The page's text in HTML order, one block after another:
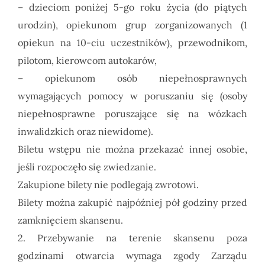
– dzieciom poniżej 5-go roku życia (do piątych
urodzin), opiekunom grup zorganizowanych (1
opiekun na 10-ciu uczestników), przewodnikom,
pilotom, kierowcom autokarów,
– opiekunom osób niepełnosprawnych
wymagających pomocy w poruszaniu się (osoby
niepełnosprawne poruszające się na wózkach
inwalidzkich oraz niewidome).
Biletu wstępu nie można przekazać innej osobie,
jeśli rozpoczęło się zwiedzanie.
Zakupione bilety nie podlegają zwrotowi.
Bilety można zakupić najpóźniej pół godziny przed
zamknięciem skansenu.
2. Przebywanie na terenie skansenu poza
godzinami otwarcia wymaga zgody Zarządu